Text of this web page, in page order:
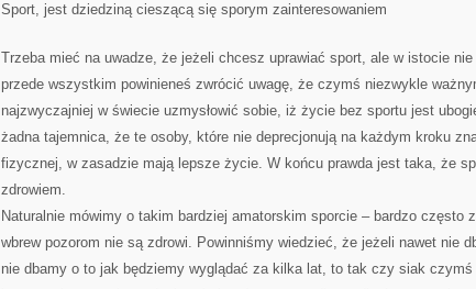
Sport, jest dziedziną cieszącą się sporym zainteresowaniem
Trzeba mieć na uwadze, że jeżeli chcesz uprawiać sport, ale w istocie
przede wszystkim powinieneś zwrócić uwagę, że czymś niezwykle
najzwyczajniej w świecie uzmysłowić sobie, iż życie bez sportu jest
żadna tajemnica, że te osoby, które nie deprecjonują na każdym kroku
fizycznej, w zasadzie mają lepsze życie. W końcu prawda jest taka, że
zdrowiem.
Naturalnie mówimy o takim bardziej amatorskim sporcie – bardzo często
wbrew pozorom nie są zdrowi. Powinniśmy wiedzieć, że jeżeli nawet nie
nie dbamy o to jak będziemy wyglądać za kilka lat, to tak czy siak czymś